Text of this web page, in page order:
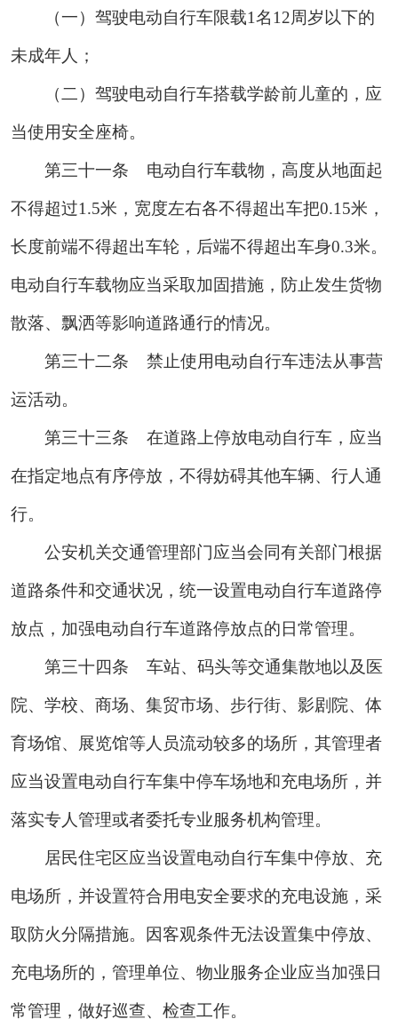
（一）驾驶电动自行车限载1名12周岁以下的
未成年人；
（二）驾驶电动自行车搭载学龄前儿童的，应
当使用安全座椅。
第三十一条 电动自行车载物，高度从地面起
不得超过1.5米，宽度左右各不得超出车把0.15米，
长度前端不得超出车轮，后端不得超出车身0.3米。
电动自行车载物应当采取加固措施，防止发生货物
散落、飘洒等影响道路通行的情况。
第三十二条 禁止使用电动自行车违法从事营
运活动。
第三十三条 在道路上停放电动自行车，应当
在指定地点有序停放，不得妨碍其他车辆、行人通
行。
公安机关交通管理部门应当会同有关部门根据
道路条件和交通状况，统一设置电动自行车道路停
放点，加强电动自行车道路停放点的日常管理。
第三十四条 车站、码头等交通集散地以及医
院、学校、商场、集贸市场、步行街、影剧院、体
育场馆、展览馆等人员流动较多的场所，其管理者
应当设置电动自行车集中停车场地和充电场所，并
落实专人管理或者委托专业服务机构管理。
居民住宅区应当设置电动自行车集中停放、充
电场所，并设置符合用电安全要求的充电设施，采
取防火分隔措施。因客观条件无法设置集中停放、
充电场所的，管理单位、物业服务企业应当加强日
常管理，做好巡查、检查工作。